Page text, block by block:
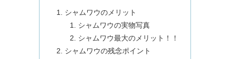
シャムワウのメリット
シャムワウの実物写真
シャムワウ最大のメリット！！
シャムワウの残念ポイント